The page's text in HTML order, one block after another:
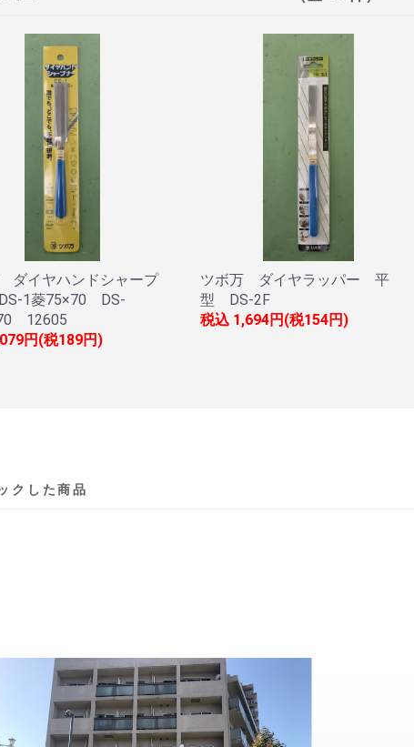
ダイヤハンドシャープ
1菱75×70 DS-
12605
円(税189円)
ツボ万 ダイヤラッパー 平
型 DS-2F
税込 1,694円(税154円)
クした商品